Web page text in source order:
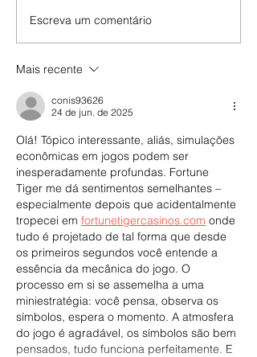
Escreva um comentário
Mais recente
conis93626
24 de jun. de 2025
Olá! Tópico interessante, aliás, simulações
econômicas em jogos podem ser
inesperadamente profundas. Fortune
Tiger me dá sentimentos semelhantes –
especialmente depois que acidentalmente
tropecei em fortunetigercasinos.com onde
tudo é projetado de tal forma que desde
os primeiros segundos você entende a
essência da mecânica do jogo. O
processo em si se assemelha a uma
miniestratégia: você pensa, observa os
símbolos, espera o momento. A atmosfera
do jogo é agradável, os símbolos são bem
pensados, tudo funciona perfeitamente. E